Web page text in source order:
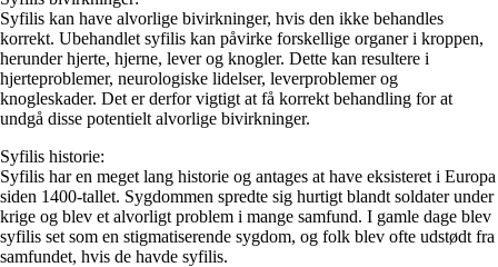
Syfilis kan have alvorlige bivirkninger, hvis den ikke behandles
korrekt. Ubehandlet syfilis kan påvirke forskellige organer i kroppen,
herunder hjerte, hjerne, lever og knogler. Dette kan resultere i
hjerteproblemer, neurologiske lidelser, leverproblemer og
knogleskader. Det er derfor vigtigt at få korrekt behandling for at
undgå disse potentielt alvorlige bivirkninger.
Syfilis historie:
Syfilis har en meget lang historie og antages at have eksisteret i Europa
siden 1400-tallet. Sygdommen spredte sig hurtigt blandt soldater under
krige og blev et alvorligt problem i mange samfund. I gamle dage blev
syfilis set som en stigmatiserende sygdom, og folk blev ofte udstødt fra
samfundet, hvis de havde syfilis.